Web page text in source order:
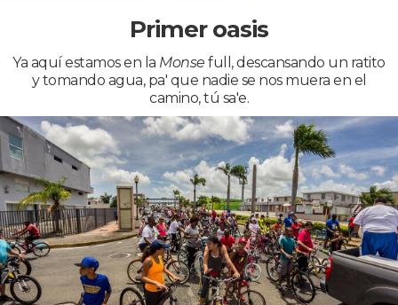
Primer oasis
Ya aquí estamos en la Monse full, descansando un ratito
y tomando agua, pa' que nadie se nos muera en el
camino, tú sa'e.